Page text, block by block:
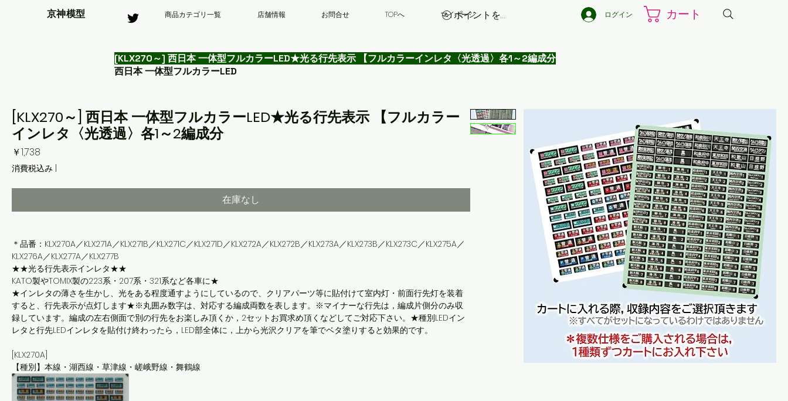
京神模型 ログイン
ポイントを表示 カート
商品カテゴリ一覧 店舗情報 お問合せ TOPへ マイページ
[KLX270～] 西日本 一体型フルカラーLED★光る行先表示 【フルカラーインレタ〈光透過〉各1～2編成分
西日本 一体型フルカラーLED
[KLX270～] 西日本 一体型フルカラーLED★光る行先表示 【フルカラー
インレタ〈光透過〉各1～2編成分
￥1,738
格
消費税込み
在庫なし
＊品番：KLX270A／KLX271A／KLX271B／KLX271C／KLX271D／KLX272A／KLX272B／KLX273A／KLX273B／KLX273C／KLX275A／
KLX276A／KLX277A／KLX277B
★★光る行先表示インレタ★★
KATO製やTOMIX製の223系・207系・321系など各車に★
★インレタの薄さを生かし、光をある程度通すようにしているので、クリアパーツ等に貼付けて室内灯・前面行先灯を装着
すると、行先表示が点灯します★※丸囲み数字は、対応する編成両数を表します。※マイナーな行先は，編成片側分のみ収
録しています。編成の左右側面で別の行先をお楽しみ頂くか，2セットお買求め頂くなどしてご対応下さい。★種別LEDイン
レタと行先LEDインレタを貼付け終わったら，LED部全体に，上から光沢クリアを筆でベタ塗りすると効果的です。
[KLX270A]
【種別】本線・湖西線・草津線・嵯峨野線・舞鶴線